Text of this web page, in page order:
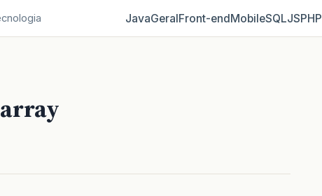
JavaGeralFront‑endMobileSQLJSPHP